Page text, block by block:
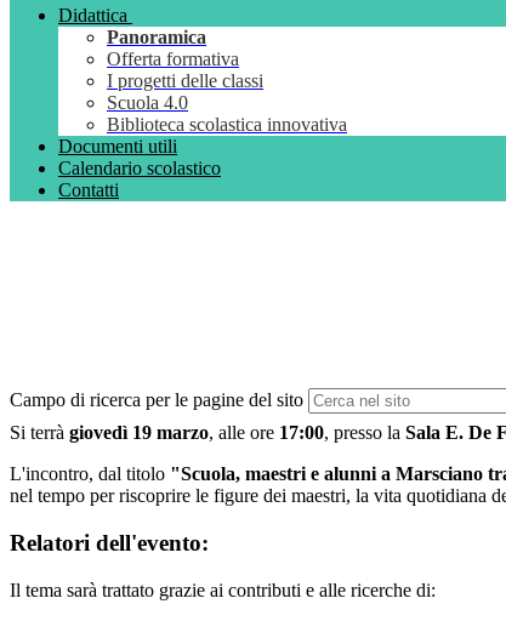
Didattica
Panoramica
Offerta formativa
I progetti delle classi
Scuola 4.0
Biblioteca scolastica innovativa
Documenti utili
Calendario scolastico
Contatti
Campo di ricerca per le pagine del sito
Si terrà giovedì 19 marzo, alle ore 17:00, presso la Sala E. De
L'incontro, dal titolo "Scuola, maestri e alunni a Marsciano
nel tempo per riscoprire le figure dei maestri, la vita quotidiana
Relatori dell'evento:
Il tema sarà trattato grazie ai contributi e alle ricerche di: